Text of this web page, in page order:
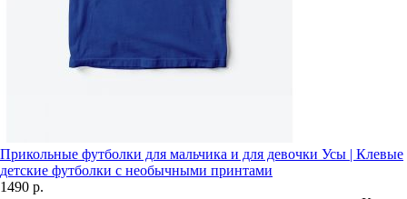
Прикольные футболки для мальчика и для девочки Усы | Клевые
детские футболки с необычными принтами
1490 р.